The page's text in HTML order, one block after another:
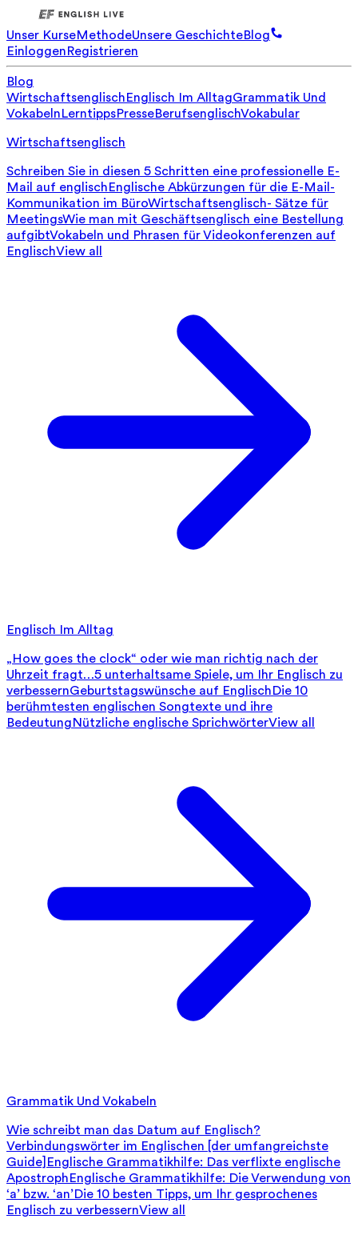
Unser KurseMethodeUnsere GeschichteBlog
EinloggenRegistrieren
Blog
WirtschaftsenglischEnglisch Im AlltagGrammatik Und
VokabelnLerntippsPresseBerufsenglischVokabular
Wirtschaftsenglisch
Schreiben Sie in diesen 5 Schritten eine professionelle E-
Mail auf englischEnglische Abkürzungen für die E-Mail-
Kommunikation im BüroWirtschaftsenglisch- Sätze für
MeetingsWie man mit Geschäftsenglisch eine Bestellung
aufgibtVokabeln und Phrasen für Videokonferenzen auf
EnglischView all
Englisch Im Alltag
„How goes the clock“ oder wie man richtig nach der
Uhrzeit fragt…5 unterhaltsame Spiele, um Ihr Englisch zu
verbessernGeburtstagswünsche auf EnglischDie 10
berühmtesten englischen Songtexte und ihre
BedeutungNützliche englische SprichwörterView all
Grammatik Und Vokabeln
Wie schreibt man das Datum auf Englisch?
Verbindungswörter im Englischen [der umfangreichste
Guide] Englische Grammatikhilfe: Das verflixte englische
ApostrophEnglische Grammatikhilfe: Die Verwendung von
‘a’ bzw. ‘an’Die 10 besten Tipps, um Ihr gesprochenes
Englisch zu verbessernView all